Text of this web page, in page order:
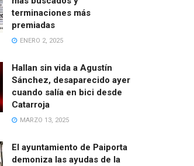
terminaciones más
premiadas
ENERO 2, 2025
Hallan sin vida a Agustín
Sánchez, desaparecido ayer
cuando salía en bici desde
Catarroja
MARZO 13, 2025
El ayuntamiento de Paiporta
demoniza las ayudas de la